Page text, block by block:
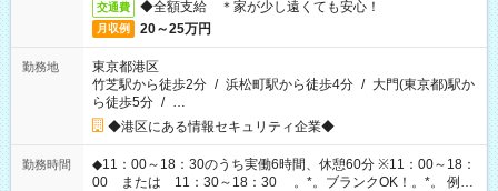
交通費 ◆全額支給 ＊家が少し遠くても安心！
月収例 20～25万円
勤務地
東京都港区
竹芝駅から徒歩2分 / 浜松町駅から徒歩4分 / 大門(東京都)駅か
ら徒歩5分 / …
◆港区にある情報セキュリティ企業◆
勤務時間
◆11：00～18：30のうち実働6時間、休憩60分 ※11：00～18：
00 または 11：30～18：30 。*。ブランクOK！。*。 例え